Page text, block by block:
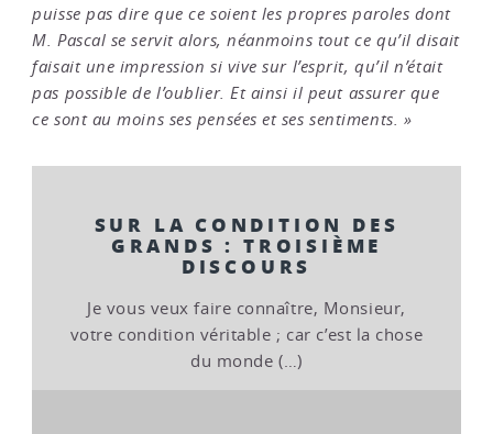
puisse pas dire que ce soient les propres paroles dont
M. Pascal se servit alors, néanmoins tout ce qu’il disait
faisait une impression si vive sur l’esprit, qu’il n’était
pas possible de l’oublier. Et ainsi il peut assurer que
ce sont au moins ses pensées et ses sentiments. »
SUR LA CONDITION DES
GRANDS : TROISIÈME
DISCOURS
Je vous veux faire connaître, Monsieur,
votre condition véritable ; car c’est la chose
du monde (…)